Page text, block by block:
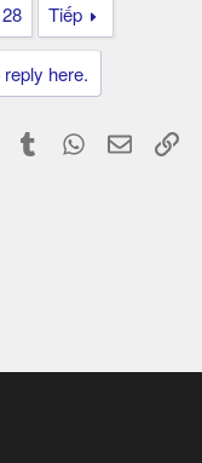
28 Tiếp
here.
PinterestTumblr WhatsApp
Email